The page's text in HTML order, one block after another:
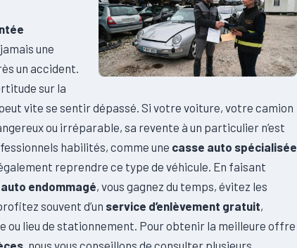
jamais une
un accident.
sur la
vite se sentir dépassé. Si votre voiture, votre camion
ou irréparable, sa revente à un particulier n’est
habilités, comme une casse auto spécialisée
reprendre ce type de véhicule. En faisant
endommagé, vous gagnez du temps, évitez les
souvent d’un service d’enlèvement gratuit,
ou lieu de stationnement. Pour obtenir la meilleure offre